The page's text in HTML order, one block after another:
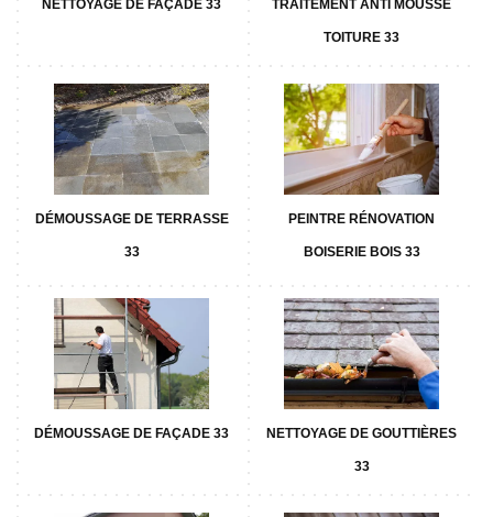
NETTOYAGE DE FAÇADE 33 TRAITEMENT ANTI MOUSSE
TOITURE 33
DÉMOUSSAGE DE TERRASSE
33
PEINTRE RÉNOVATION
BOISERIE BOIS 33
DÉMOUSSAGE DE FAÇADE 33 NETTOYAGE DE GOUTTIÈRES
33